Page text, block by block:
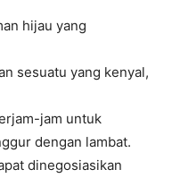
hijau yang
sesuatu yang kenyal,
jam untuk
dengan lambat.
dinegosiasikan